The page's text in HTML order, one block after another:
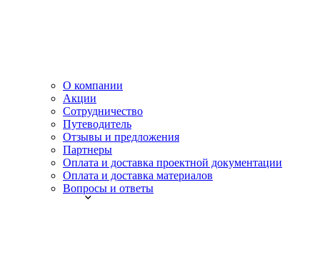
О компании
Акции
Сотрудничество
Путеводитель
Отзывы и предложения
Партнеры
Оплата и доставка проектной документации
Оплата и доставка материалов
Вопросы и ответы